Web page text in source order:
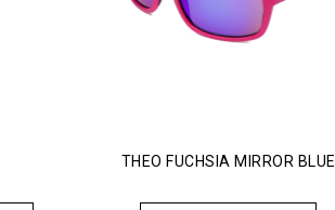
THEO FUCHSIA MIRROR BLUE